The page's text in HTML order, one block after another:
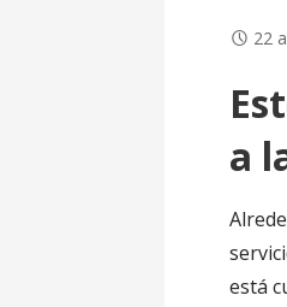
22
a
está